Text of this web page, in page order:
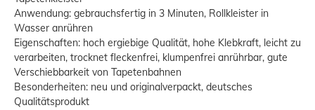
Anwendung: gebrauchsfertig in 3 Minuten, Rollkleister in
Wasser anrühren
Eigenschaften: hoch ergiebige Qualität, hohe Klebkraft, leicht zu
verarbeiten, trocknet fleckenfrei, klumpenfrei anrührbar, gute
Verschiebbarkeit von Tapetenbahnen
Besonderheiten: neu und originalverpackt, deutsches
Qualitätsprodukt